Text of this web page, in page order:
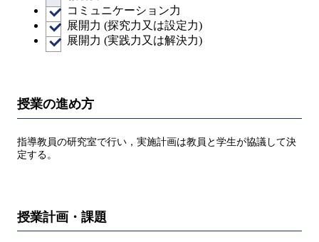
コミュニケーション力
展開力 (探究力又は設定力)
展開力 (実践力又は解決力)
授業の進め方
指導教員の研究室で⾏い，実施計画は教員と学⽣が協議して決
定する。
授業計画・課題